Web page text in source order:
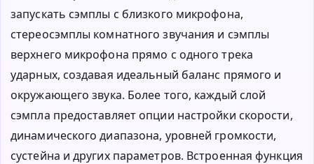
запускать сэмплы с близкого микрофона,
стереосэмплы комнатного звучания и сэмплы
верхнего микрофона прямо с одного трека
ударных, создавая идеальный баланс прямого и
окружающего звука. Более того, каждый слой
сэмпла предоставляет опции настройки скорости,
динамического диапазона, уровней громкости,
сустейна и других параметров. Встроенная функция